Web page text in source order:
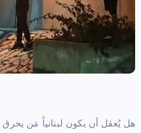
هل يُعقل أن يكون لبنانياً مَن يحرق